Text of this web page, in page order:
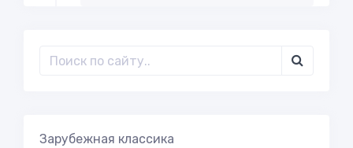
Зарубежная классика